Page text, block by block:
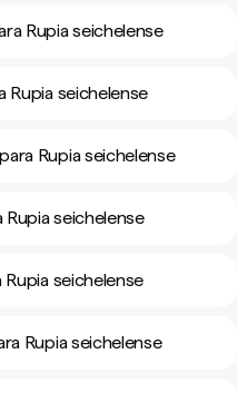
Rupia seichelense
Rupia seichelense
Rupia seichelense
Rupia seichelense
Rupia seichelense
Rupia seichelense